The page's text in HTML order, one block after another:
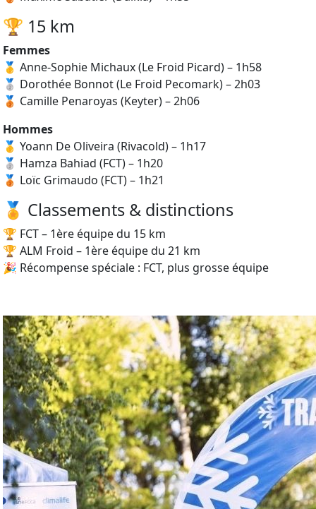
🏆 15 km
Femmes
🥇 Anne-Sophie Michaux (Le Froid Picard) – 1h58
🥈 Dorothée Bonnot (Le Froid Pecomark) – 2h03
🥉 Camille Penaroyas (Keyter) – 2h06
Hommes
🥇 Yoann De Oliveira (Rivacold) – 1h17
🥈 Hamza Bahiad (FCT) – 1h20
🥉 Loïc Grimaudo (FCT) – 1h21
🏅 Classements & distinctions
🏆 FCT – 1ère équipe du 15 km
🏆 ALM Froid – 1ère équipe du 21 km
🎉 Récompense spéciale : FCT, plus grosse équipe